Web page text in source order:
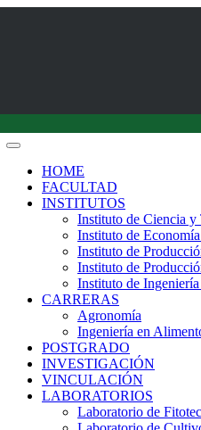
HOME
FACULTAD
INSTITUTOS
Instituto de Ciencia
Instituto de
Instituto de
Instituto de
Instituto de
CARRERAS
Agronomía
Ingeniería en
POSTGRADO
INVESTIGACIÓN
VINCULACIÓN
LABORATORIOS
Laboratorio de